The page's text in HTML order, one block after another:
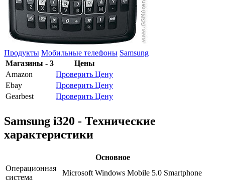
Продукты Мобильные телефоны Samsung
Магазины - 3
Цены
Amazon
Проверить Цену
Ebay
Проверить Цену
Gearbest
Проверить Цену
Samsung i320 - Технические
характеристики
Основное
Операционная
система
Microsoft Windows Mobile 5.0 Smartphone